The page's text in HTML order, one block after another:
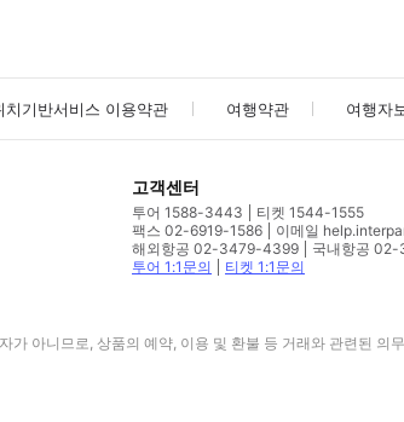
치기반서비스 이용약관 여행약관 여행자
고객센터
투어 1588-3443
티켓 1544-1555
팩스 02-6919-1586
이메일
해외항공 02-3479-4399
국내항공
투어 1:1문의
티켓 1:1문의
가 아니므로, 상품의 예약, 이용 및 환불 등 거래와 관련된 의